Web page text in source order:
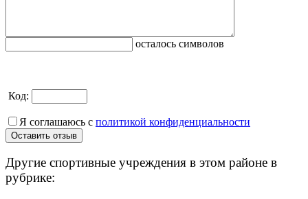
осталось символов
Код:
Я соглашаюсь с политикой конфиденциальности
Другие спортивные учреждения в этом районе в
рубрике: